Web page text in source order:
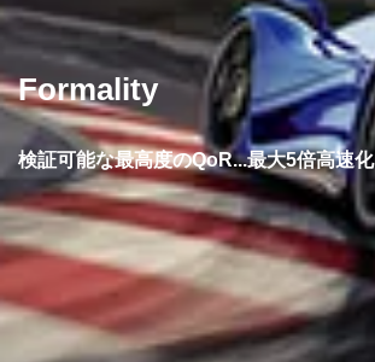
Formality
検証可能な最高度のQoR...最大5倍高速化